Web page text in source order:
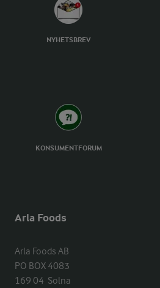
NYHETSBREV
KONSUMENTFORUM
Arla Foods
Arla Foods AB
PO BOX 4083
169 04  Solna